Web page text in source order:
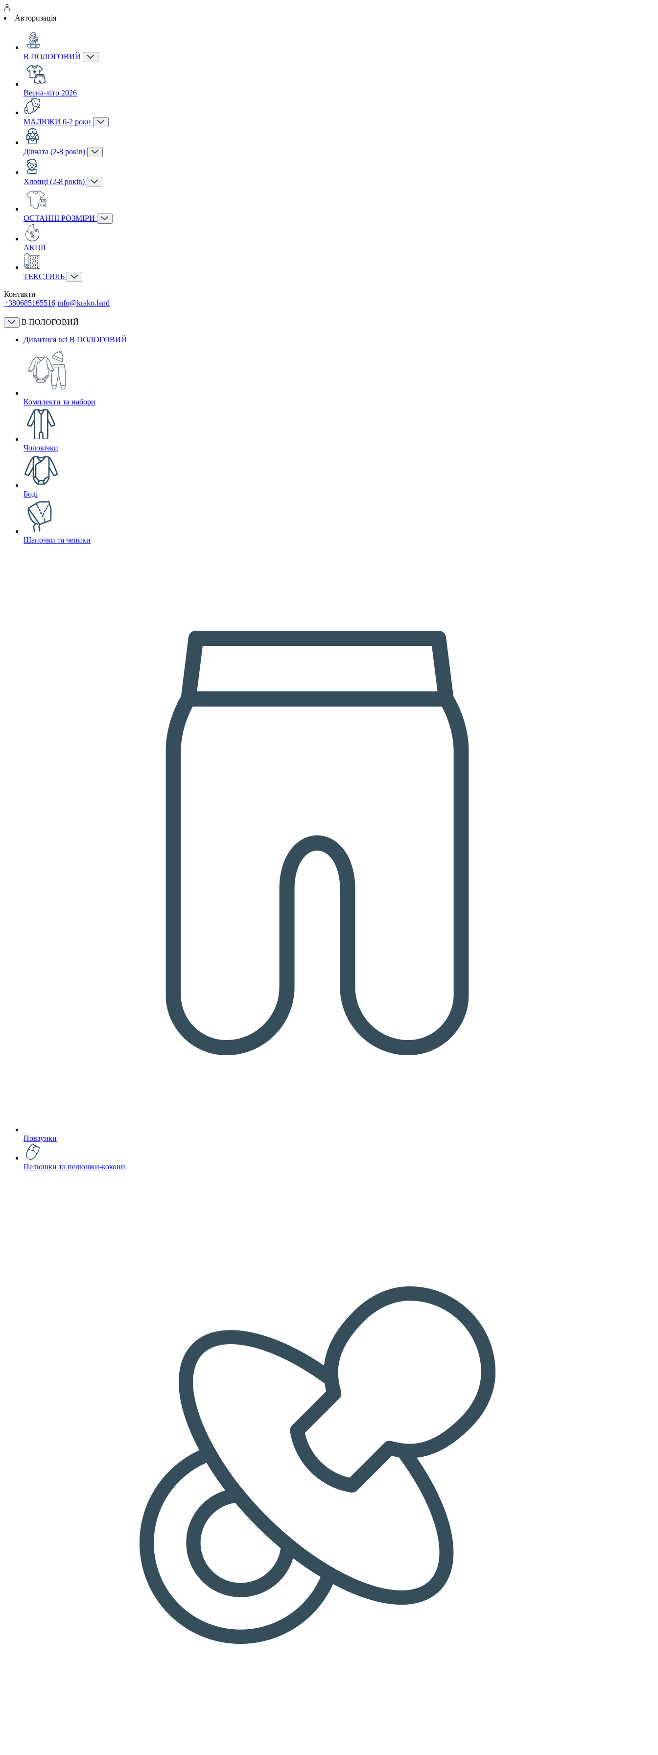
Авторизація
В ПОЛОГОВИЙ
Весна-літо 2026
МАЛЮКИ 0-2 роки
Дівчата (2-8 років)
Хлопці (2-8 років)
ОСТАННІ РОЗМІРИ
АКЦІЇ
ТЕКСТИЛЬ
Контакти
+380685165516 info@krako.land
В ПОЛОГОВИЙ
Дивитися всі В ПОЛОГОВИЙ
Комплекти та набори
Чоловічки
Боді
Шапочки та чепики
Повзунки
Пелюшки та пелюшки-кокони